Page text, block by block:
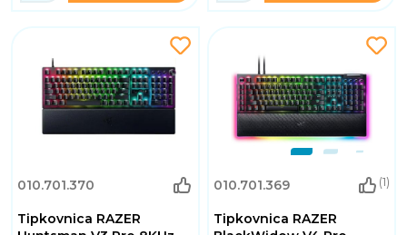
010.701.370
Tipkovnica RAZER
010.701.369 (1)
Tipkovnica RAZER